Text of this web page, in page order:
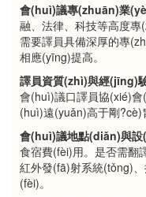
會(huì)議專(zhuān)業
融、法律、科技等高度
需要譯員具備深厚的專
相應(yīng)提高。
譯員資質(zhì)與經(jīng)
會(huì)議口譯員協(xié)
(huì)遠(yuǎn)高于剛?cè)
會(huì)議地點(diǎn)與
食宿費(fèi)用。是否需翻
紅外發(fā)射系統(tǒng)
(fèi)。